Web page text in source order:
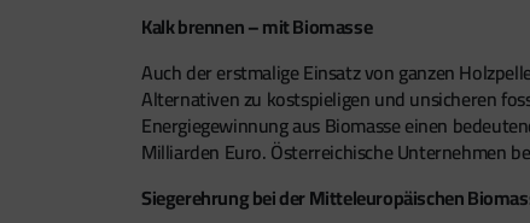
Kalk brennen – mit Biomasse
Auch der erstmalige Einsatz von ganzen
Alternativen zu kostspieligen und unsicheren
Energiegewinnung aus Biomasse einen
Milliarden Euro. Österreichische Unternehmen
Siegerehrung bei der Mitteleuropäischen